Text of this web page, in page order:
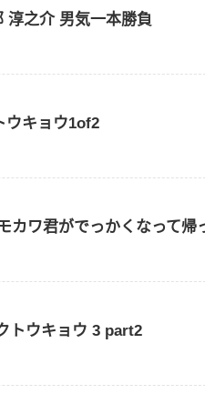
之介 男気一本勝負
ウキョウ1of2
カワ君がでっかくなって帰
トウキョウ 3 part2